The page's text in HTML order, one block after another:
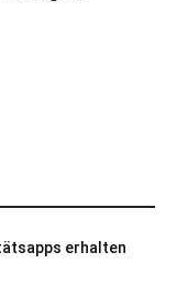
erhalten